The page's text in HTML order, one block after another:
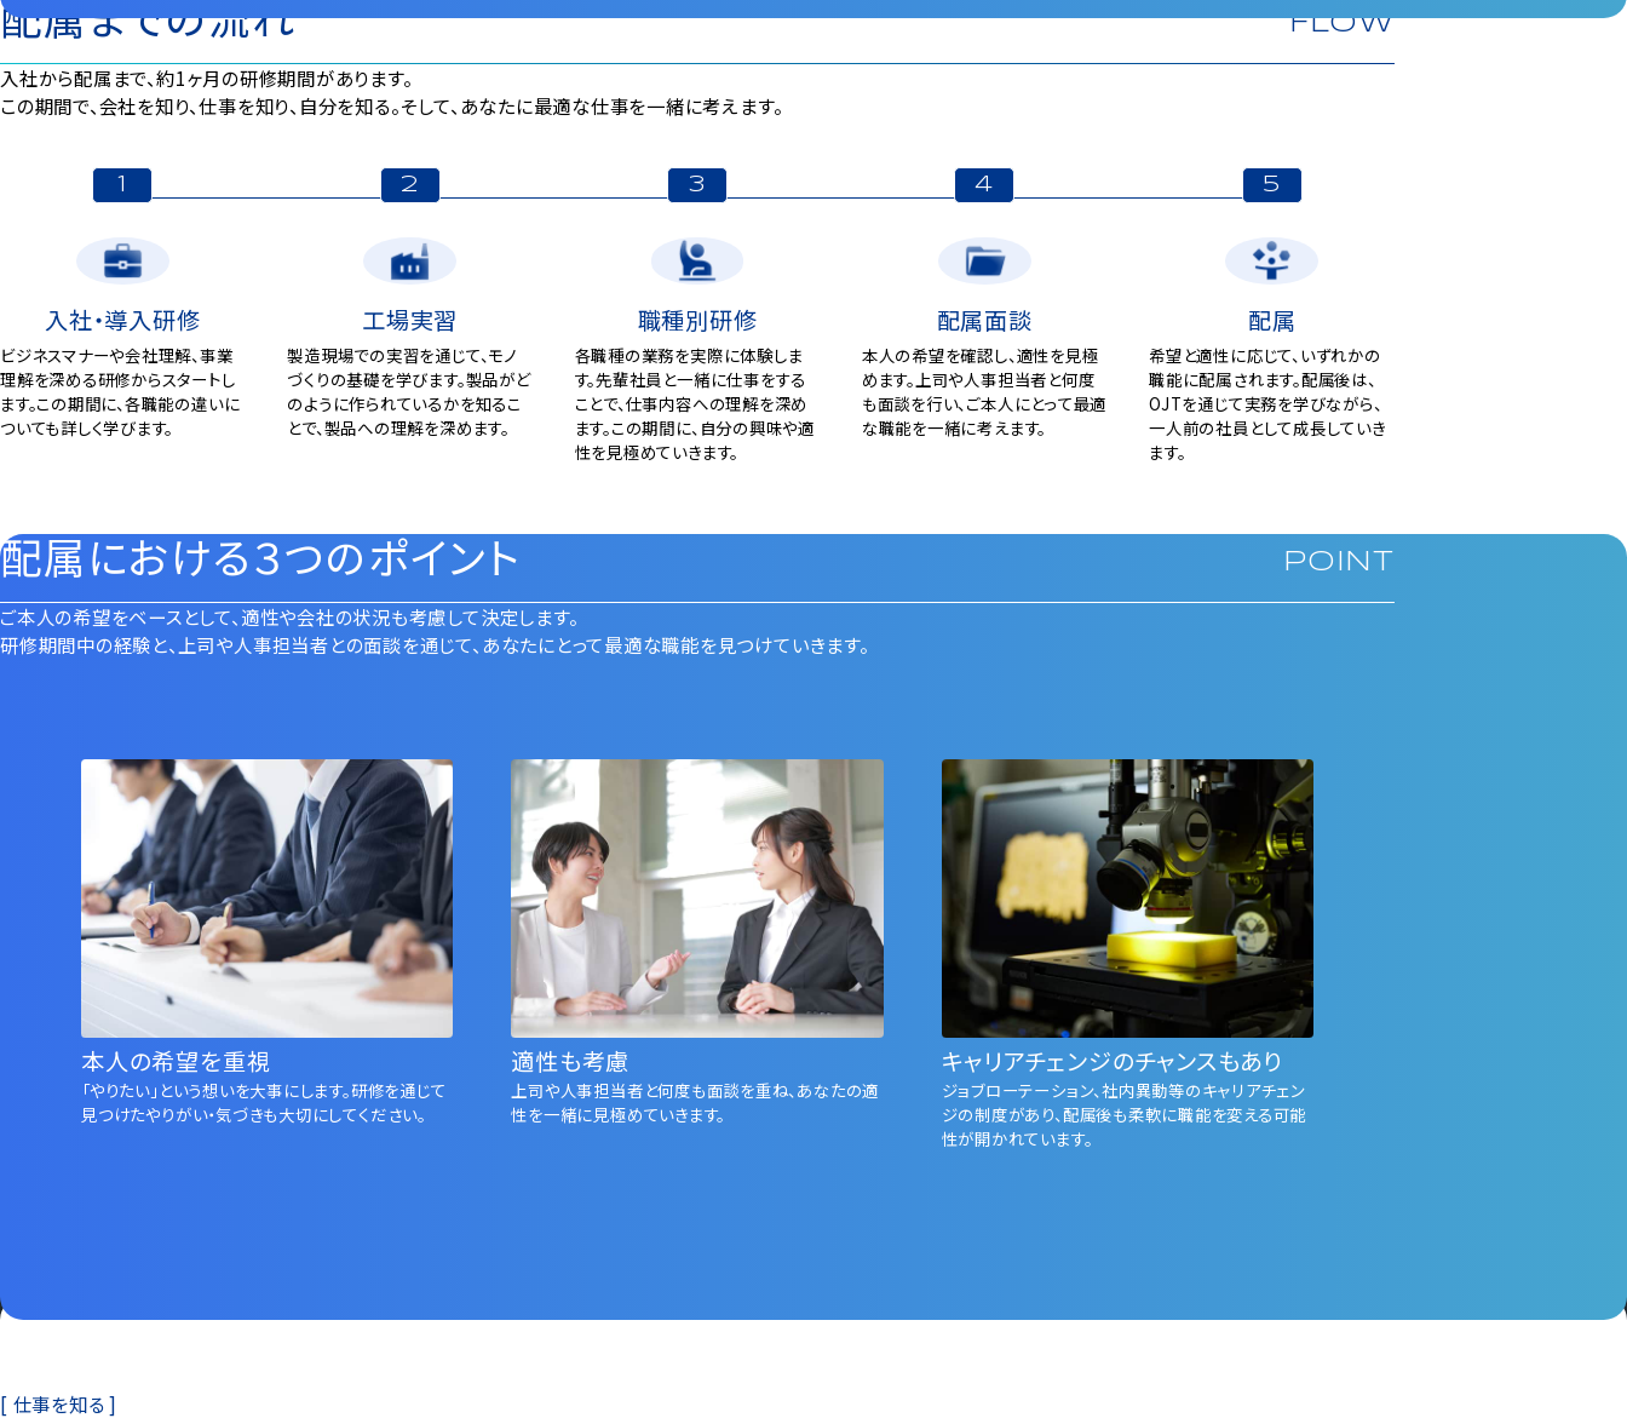
配属までの流れ FLOW
⼊社から配属まで、約1ヶ⽉の研修期間があります。
この期間で、会社を知り、仕事を知り、⾃分を知る。そして、あなたに最適な仕事を⼀緒に考えます。
入社・導入研修
ビジネスマナーや会社理解、事業
理解を深める研修からスタートし
ます。この期間に、各職能の違いに
ついても詳しく学びます。
工場実習
製造現場での実習を通じて、モノ
づくりの基礎を学びます。製品がど
のように作られているかを知るこ
とで、製品への理解を深めます。
職種別研修
各職種の業務を実際に体験しま
す。先輩社員と⼀緒に仕事をする
ことで、仕事内容への理解を深め
ます。この期間に、⾃分の興味や適
性を⾒極めていきます。
配属面談
本⼈の希望を確認し、適性を⾒極
めます。上司や⼈事担当者と何度
も⾯談を⾏い、ご本⼈にとって最適
な職能を⼀緒に考えます。
配属
希望と適性に応じて、いずれかの
職能に配属されます。配属後は、
OJTを通じて実務を学びながら、
⼀⼈前の社員として成⻑していき
ます。
配属における３つのポイント POINT
ご本⼈の希望をベースとして、適性や会社の状況も考慮して決定します。
研修期間中の経験と、上司や⼈事担当者との⾯談を通じて、あなたにとって最適な職能を⾒つけていきます。
本人の希望を重視
「やりたい」という想いを大事にします。研修を通じて
⾒つけたやりがい・気づきも大切にしてください。
適性も考慮
上司や⼈事担当者と何度も⾯談を重ね、あなたの適
性を⼀緒に⾒極めていきます。
キャリアチェンジのチャンスもあり
ジョブローテーション、社内異動等のキャリアチェン
ジの制度があり、配属後も柔軟に職能を変える可能
性が開かれています。
[ 仕事を知る ]